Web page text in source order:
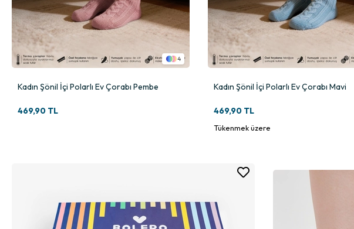
4
Kadın Şönil İçi Polarlı Ev Çorabı Pembe
469,90 TL
Kadın Şönil İçi Polarlı Ev Çorabı Mavi
469,90 TL
Tükenmek üzere